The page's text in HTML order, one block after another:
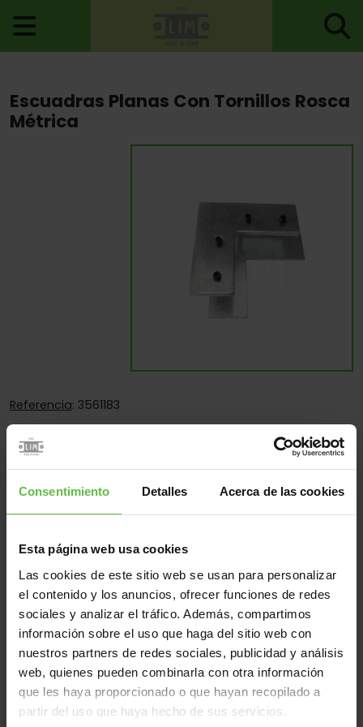
Consentimiento Detalles Acerca de las cookies
Esta página web usa cookies
Las cookies de este sitio web se usan para personalizar
el contenido y los anuncios, ofrecer funciones de redes
sociales y analizar el tráfico. Además, compartimos
información sobre el uso que haga del sitio web con
nuestros partners de redes sociales, publicidad y análisis
web, quienes pueden combinarla con otra información
que les haya proporcionado o que hayan recopilado a
partir del uso que haya hecho de sus servicios.
> Escuadras Planas Con Tornillos Rosca Métrica
Escuadras Planas Con Tornillos Rosca
Métrica
Referencia: 3561183
Imprimir la ficha del producto (pdf)
Es:Desmontable
Cantos:Cantos Cuadrados Y Redondos
Aplicaciones:Para Perfiles Metálicos
Material
Hierro
Todos
(1 artículos)
Código Referencia Medidas Variantes